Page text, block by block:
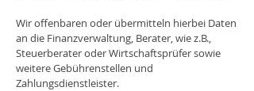
Wir offenbaren oder übermitteln hierbei Daten
an die Finanzverwaltung, Berater, wie z.B.,
Steuerberater oder Wirtschaftsprüfer sowie
weitere Gebührenstellen und
Zahlungsdienstleister.